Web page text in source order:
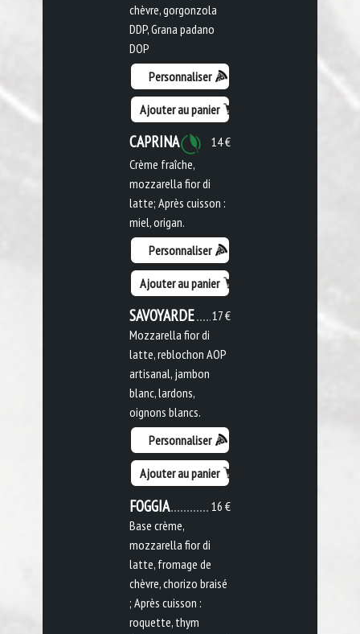
chèvre, gorgonzola
DDP, Grana padano
DOP
Personnaliser
Ajouter au panier
14 €
CAPRINA
Crème fraîche,
mozzarella fior di
latte; Après cuisson :
miel, origan.
Personnaliser
Ajouter au panier
17 €
SAVOYARDE
Mozzarella fior di
latte, reblochon AOP
artisanal, jambon
blanc, lardons,
oignons blancs.
Personnaliser
Ajouter au panier
16 €
FOGGIA
Base crème,
mozzarella fior di
latte, fromage de
chèvre, chorizo braisé
; Après cuisson :
roquette, thym